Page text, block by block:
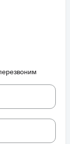
и
паркинг.
Внешняя
школа,
красоты. До